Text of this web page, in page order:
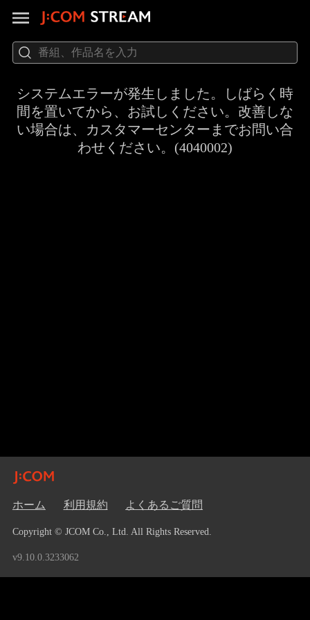
システムエラーが発生しました。しばらく時
間を置いてから、お試しください。改善しな
い場合は、カスタマーセンターまでお問い合
わせください。(4040002)
ホーム 利用規約 よくあるご質問
Copyright © JCOM Co., Ltd. All Rights Reserved.
v9.10.0.3233062